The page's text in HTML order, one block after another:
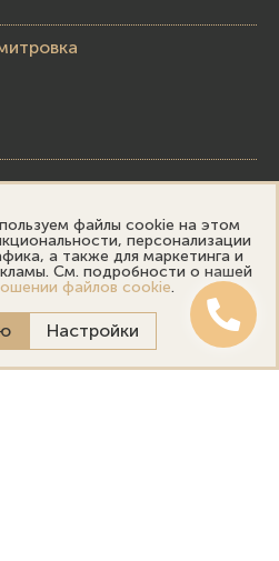
файлы cookie на этом
персонализации
а также для маркетинга и
См. подробности о нашей
файлов cookie.
Настройки